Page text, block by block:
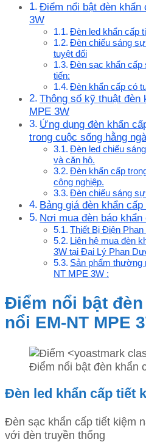
Điểm nổi bật đèn khẩn
3W
Đèn led khẩn cấp
Đèn chiếu sáng
tuyệt đối
Đèn sạc khẩn cấp
tiến:
Đèn khẩn cấp có
Thông số kỹ thuật đèn
MPE 3W
Ứng dụng đèn khẩn
trong cuộc sống hằng
Đèn led chiếu
và căn hộ.
Đèn khẩn cấp
công nghiệp.
Đèn chiếu sáng
Bảng giá đèn khẩn
Nơi mua đèn báo
Thiết Bị Điện
Liên hệ mua đèn
3W tại Đại Lý Phan
Sản phẩm thường
NT MPE 3W :
Điểm nổi bật
nổi EM-NT MPE
Điểm nổi bật đèn khẩn
Đèn led khẩn cấp tiết
Đèn sạc khẩn cấp tiết kiệm
với đèn truyền thống